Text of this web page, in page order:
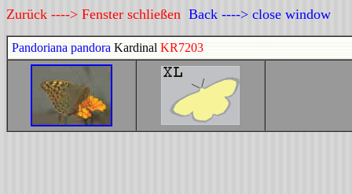
Zurück ----> Fenster schließen Back ----> close window
Pandoriana pandora Kardinal KR7203